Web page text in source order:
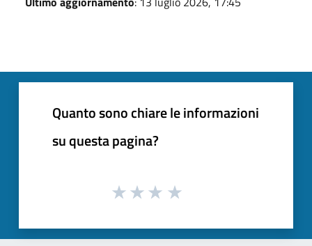
Quanto sono chiare le informazioni
su questa pagina?